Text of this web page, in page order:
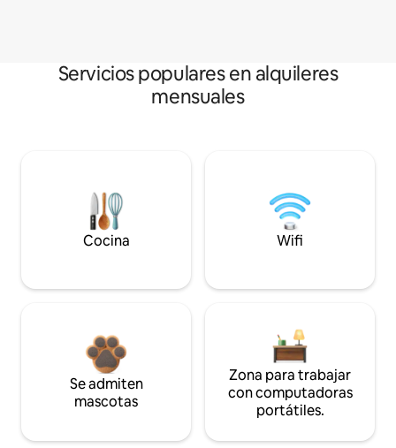
Servicios populares en alquileres
mensuales
Cocina Wifi
Se admiten
mascotas
Zona para trabajar
con computadoras
portátiles.